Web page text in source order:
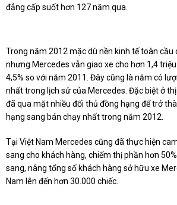
đẳng cấp suốt hơn 127 năm qua.
Trong năm 2012 mặc dù nền kinh tế toàn cầu
nhưng Mercedes vẫn giao xe cho hơn 1,4
4,5% so với năm 2011. Đây cũng là năm có
nhất trong lịch sử của Mercedes. Đặc biệt ở
đã qua mặt nhiều đối thủ đồng hạng để trở
hạng sang bán chạy nhất trong năm 2012.
Tại Việt Nam Mercedes cũng đã thực hiện
sang cho khách hàng, chiếm thị phần hơn
sang, nâng tổng số khách hàng sở hữu xe
Nam lên đến hơn 30.000 chiếc.